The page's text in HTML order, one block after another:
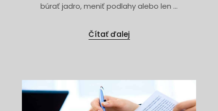
búrať jadro, meniť podlahy alebo len ...
Čítať ďalej